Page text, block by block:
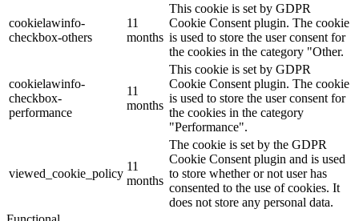
cookielawinfo-
checkbox-others
11
months
This cookie is set by GDPR
Cookie Consent plugin. The cookie
is used to store the user consent for
the cookies in the category "Other.
cookielawinfo-
checkbox-
performance
11
months
This cookie is set by GDPR
Cookie Consent plugin. The cookie
is used to store the user consent for
the cookies in the category
"Performance".
viewed_cookie_policy
11
months
The cookie is set by the GDPR
Cookie Consent plugin and is used
to store whether or not user has
consented to the use of cookies. It
does not store any personal data.